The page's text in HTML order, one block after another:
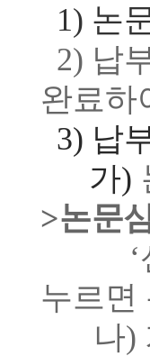
1) 논
2) 납
완료하
3) 납
가)
>논문
‘
누르면
나)